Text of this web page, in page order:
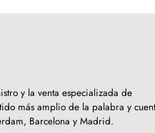
y la venta especializada de
más amplio de la palabra y
Barcelona y Madrid.